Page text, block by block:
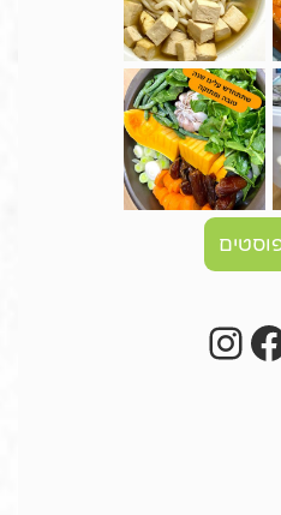
Facebook